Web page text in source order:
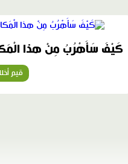
محتوى
كَيْفَ سَأَهْرُبُ مِنْ هذا
قيم